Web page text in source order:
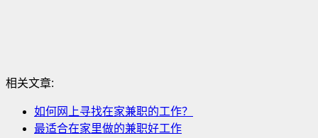
相关文章:
如何网上寻找在家兼职的工作？
最适合在家里做的兼职好工作